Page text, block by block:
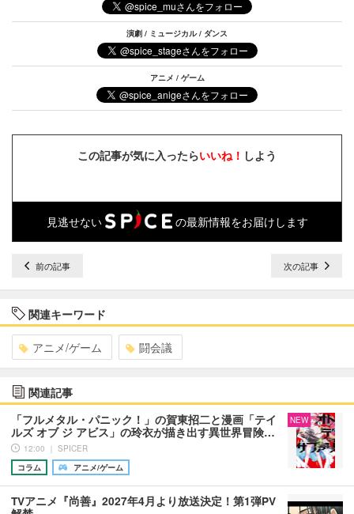
演劇 / ミュージカル / ダンス
アニメ / ゲーム
この記事が気に入ったらいいね！ しよう
見逃せない の最新情報をお届けします
前の記事 次の記事
関連キーワード
アニメ/ゲーム 闘会議
関連記事
「フルメタル・パニック！」の賀東招二と漫画「テイ
ルズ オブ ジ アビス」の玲衣が描き出す異世界冒険…
12:00 ｜ SPICER
コラム
アニメ/ゲーム
NEW
TVアニメ『尚善』2027年4月より放送決定！第1弾PV